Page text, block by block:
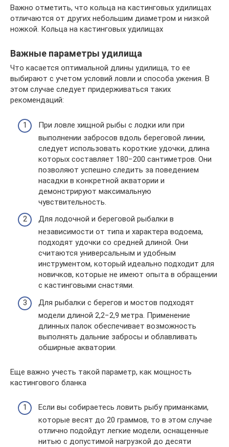
Важно отметить, что кольца на кастинговых удилищах
отличаются от других небольшим диаметром и низкой
ножкой. Кольца на кастинговых удилищах
Важные параметры удилища
Что касается оптимальной длины удилища, то ее
выбирают с учетом условий ловли и способа ужения. В
этом случае следует придерживаться таких
рекомендаций:
При ловле хищной рыбы с лодки или при
выполнении забросов вдоль береговой линии,
следует использовать короткие удочки, длина
которых составляет 180−200 сантиметров. Они
позволяют успешно следить за поведением
насадки в конкретной акватории и
демонстрируют максимальную
чувствительность.
Для лодочной и береговой рыбалки в
независимости от типа и характера водоема,
подходят удочки со средней длиной. Они
считаются универсальным и удобным
инструментом, который идеально подходит для
новичков, которые не имеют опыта в обращении
с кастинговыми снастями.
Для рыбалки с берегов и мостов подходят
модели длиной 2,2−2,9 метра. Применение
длинных палок обеспечивает возможность
выполнять дальние забросы и облавливать
обширные акватории.
Еще важно учесть такой параметр, как мощность
кастингового бланка
Если вы собираетесь ловить рыбу приманками,
которые весят до 20 граммов, то в этом случае
отлично подойдут легкие модели, оснащенные
нитью с допустимой нагрузкой до десяти